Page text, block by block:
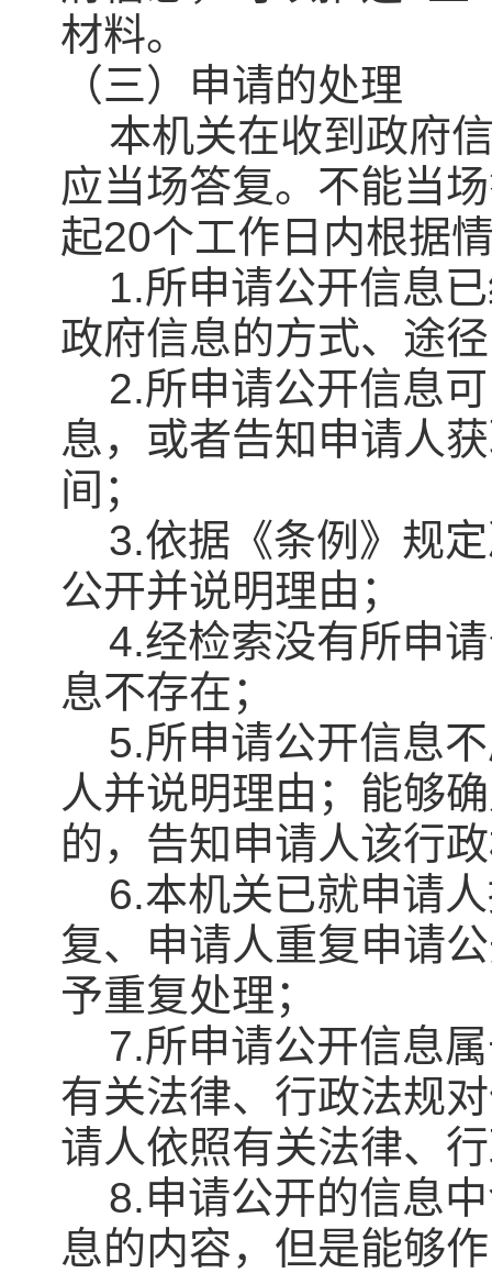
材料。
（三）申请的处理
本机关在收到政府
应当场答复。不能当
起20个工作日内根据
1.所申请公开信息已
政府信息的方式、途
2.所申请公开信息可
息，或者告知申请人
间；
3.依据《条例》规定
公开并说明理由；
4.经检索没有所申请
息不存在；
5.所申请公开信息不
人并说明理由；能够
的，告知申请人该行
6.本机关已就申请人
复、申请人重复申请
予重复处理；
7.所申请公开信息属
有关法律、行政法规
请人依照有关法律、
8.申请公开的信息中
息的内容，但是能够